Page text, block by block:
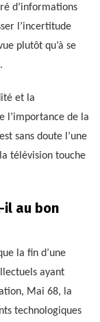
d’informations
l’incertitude
plutôt qu’à se
et la
l’importance de la
sans doute l’une
télévision touche
il au bon
la fin d’une
ayant
Mai 68, la
technologiques